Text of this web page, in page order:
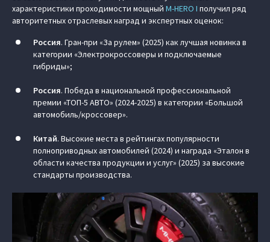
характеристики проходимости мощный M‑HERO I получил ряд
авторитетных отраслевых наград и экспертных оценок:
Россия. Гран-при «За рулем» (2025) как лучшая новинка в
категории «Электрокроссоверы и подключаемые
гибриды»;
Россия. Победа в национальной профессиональной
премии «ТОП-5 АВТО» (2024-2025) в категории «Большой
автомобиль/кроссовер».
Китай. Высокие места в рейтингах популярности
полноприводных автомобилей (2024) и награда «Эталон в
области качества продукции и услуг» (2025) за высокие
стандарты производства.